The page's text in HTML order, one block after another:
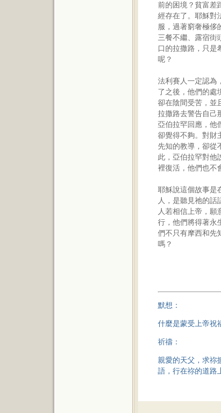
前的困境？貧富差
經存在了。耶穌對
服，過著窮奢極侈
三餐不繼、露宿街
口的拉撒路，只是
呢？
法利賽人一定認為
了之後，他們的處
卻在陰間受苦，並
拉撒路去警告自己
亞伯拉罕回應，他
卻覺得不夠。對財
先知的教導，卻從
此，亞伯拉罕對他
裡復活，他們也不
耶穌說這個故事是
人，是聽見祂的話
人若相信上帝，願
行，他們將得著永
們不只有摩西和先
嗎？
默想：
什麼是蒙受上帝祝
祈禱：
親愛的天父，求祢
語，行在祢的道路